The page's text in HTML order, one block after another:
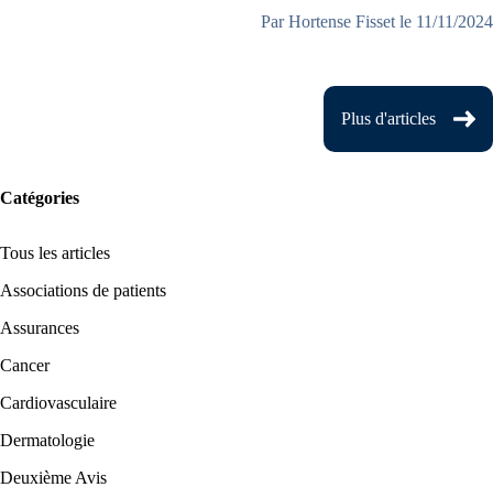
Par Hortense Fisset le 11/11/2024
Plus d'articles
Catégories
Tous les articles
Associations de patients
Assurances
Cancer
Cardiovasculaire
Dermatologie
Deuxième Avis